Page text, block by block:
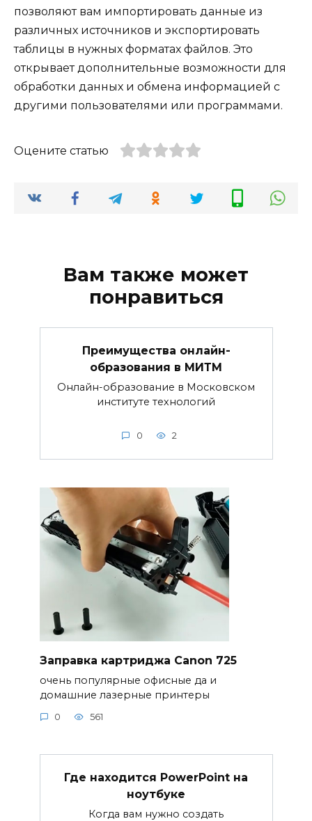
позволяют вам импортировать данные из
различных источников и экспортировать
таблицы в нужных форматах файлов. Это
открывает дополнительные возможности для
обработки данных и обмена информацией с
другими пользователями или программами.
Оцените статью
Вам также может
понравиться
Преимущества онлайн-
образования в МИТМ
Онлайн-образование в Московском
институте технологий
0 2
Заправка картриджа Canon 725
очень популярные офисные да и
домашние лазерные принтеры
0 561
Где находится PowerPoint на
ноутбуке
Когда вам нужно создать